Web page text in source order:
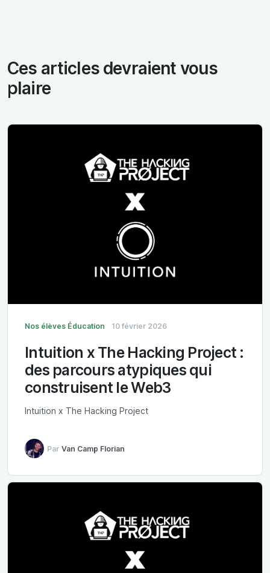
Ces articles devraient vous
plaire
Nos élèves Éducation 10 février 2026
Intuition x The Hacking Project :
des parcours atypiques qui
construisent le Web3
Intuition x The Hacking Project
Par Van Camp Florian